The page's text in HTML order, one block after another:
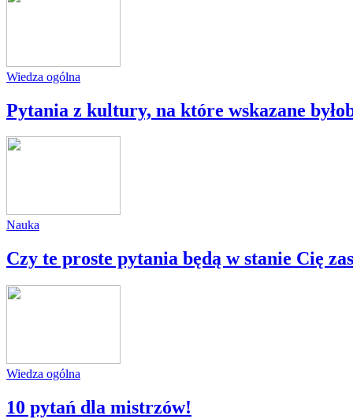
Wiedza ogólna
Pytania z kultury, na które wskazane
Nauka
Czy te proste pytania będą w stanie Cię
Wiedza ogólna
10 pytań dla mistrzów!